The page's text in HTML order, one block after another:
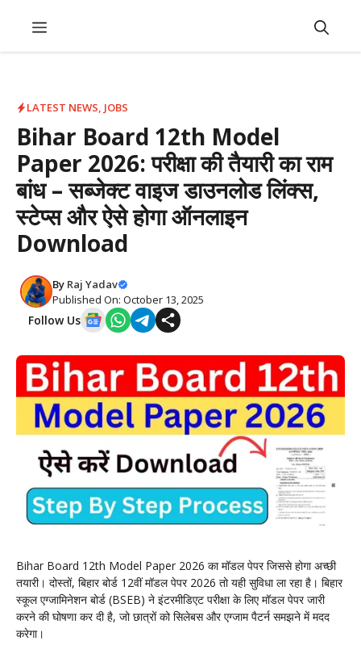
Menu
LATEST NEWS, JOBS
Bihar Board 12th Model
Paper 2026: परीक्षा की तैयारी का राम
बांध – सब्जेक्ट वाइज डाउनलोड लिंक्स,
स्टेप्स और ऐसे होगा ऑनलाइन
Download
By Raj Yadav
Published On: October 13, 2025
Follow Us
Bihar Board 12th Model Paper 2026 का मॉडल पेपर जिससे होगा अच्छी
तयारी। दोस्तों, बिहार बोर्ड 12वीं मॉडल पेपर 2026 तो यही सुविधा ला रहा है। बिहार
स्कूल एग्जामिनेशन बोर्ड (BSEB) ने इंटरमीडिएट परीक्षा के लिए मॉडल पेपर जारी
करने की घोषणा कर दी है, जो छात्रों को सिलेबस और एग्जाम पैटर्न समझने में मदद
करेगा।